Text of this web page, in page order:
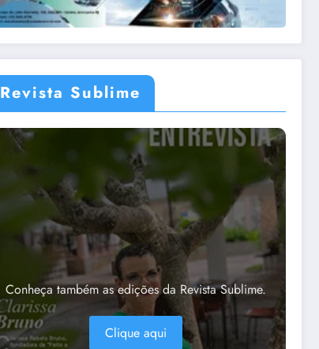
Revista Sublime
Conheça também as edições da Revista Sublime.
Clique aqui